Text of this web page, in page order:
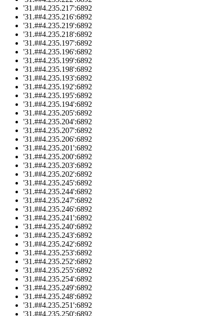
'31.##4.235.217':6892
'31.##4.235.216':6892
'31.##4.235.219':6892
'31.##4.235.218':6892
'31.##4.235.197':6892
'31.##4.235.196':6892
'31.##4.235.199':6892
'31.##4.235.198':6892
'31.##4.235.193':6892
'31.##4.235.192':6892
'31.##4.235.195':6892
'31.##4.235.194':6892
'31.##4.235.205':6892
'31.##4.235.204':6892
'31.##4.235.207':6892
'31.##4.235.206':6892
'31.##4.235.201':6892
'31.##4.235.200':6892
'31.##4.235.203':6892
'31.##4.235.202':6892
'31.##4.235.245':6892
'31.##4.235.244':6892
'31.##4.235.247':6892
'31.##4.235.246':6892
'31.##4.235.241':6892
'31.##4.235.240':6892
'31.##4.235.243':6892
'31.##4.235.242':6892
'31.##4.235.253':6892
'31.##4.235.252':6892
'31.##4.235.255':6892
'31.##4.235.254':6892
'31.##4.235.249':6892
'31.##4.235.248':6892
'31.##4.235.251':6892
'31.##4.235.250':6892